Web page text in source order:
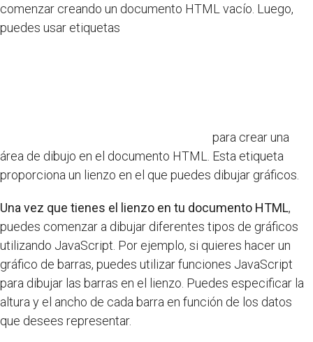
comenzar creando un documento HTML vacío. Luego,
puedes usar etiquetas
para crear una
área de dibujo en el documento HTML. Esta etiqueta
proporciona un lienzo en el que puedes dibujar gráficos.
Una vez que tienes el lienzo en tu documento HTML,
puedes comenzar a dibujar diferentes tipos de gráficos
utilizando JavaScript. Por ejemplo, si quieres hacer un
gráfico de barras, puedes utilizar funciones JavaScript
para dibujar las barras en el lienzo. Puedes especificar la
altura y el ancho de cada barra en función de los datos
que desees representar.